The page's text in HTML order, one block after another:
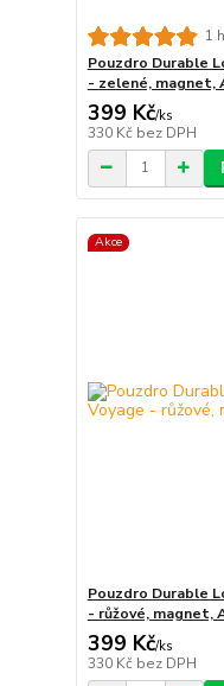
1
Pouzdro Durable
- zelené, magnet,
399 Kč/ks
330 Kč bez DPH
Akce
Pouzdro Durable
- růžové, magnet,
399 Kč/ks
330 Kč bez DPH